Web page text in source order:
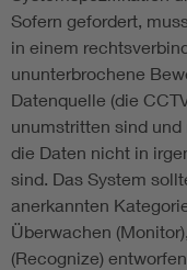
Sofern gefordert,
in einem
ununterbrochene
Datenquelle (die
unumstritten sind
die Daten nicht in
sind. Das System
anerkannten
Überwachen
(Recognize)